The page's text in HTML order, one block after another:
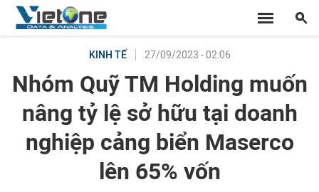
KINH TẾ 27/09/2023 - 02:06
Nhóm Quỹ TM Holding muốn
nâng tỷ lệ sở hữu tại doanh
nghiệp cảng biển Maserco
lên 65% vốn